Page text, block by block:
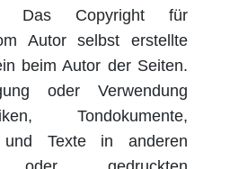
Das Copyright für
Autor selbst erstellte
beim Autor der Seiten.
oder Verwendung
Tondokumente,
und Texte in anderen